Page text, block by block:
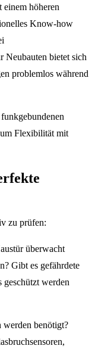
höheren
Know-how
Neubauten bietet sich
problemlos während
Flexibilität mit
zu prüfen:
überwacht
Gibt es gefährdete
geschützt werden
werden benötigt?